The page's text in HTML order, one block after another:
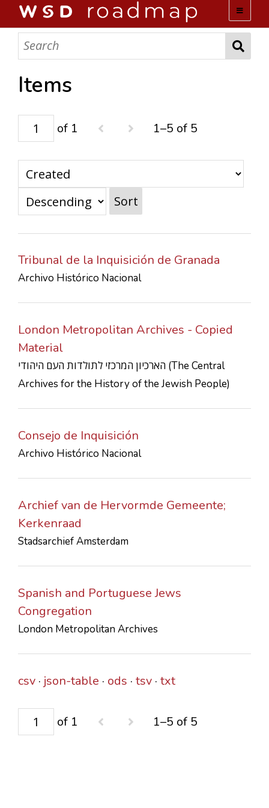
WSD ROADMAP
ABOUT US
ACTIVITIES
COLLECTIONS
CONTACTS
Items
of 1 1–5 of 5
Sort
Tribunal de la Inquisición de Granada
Archivo Histórico Nacional
London Metropolitan Archives - Copied
Material
הארכיון המרכזי לתולדות העם היהודי (The Central
Archives for the History of the Jewish People)
Consejo de Inquisición
Archivo Histórico Nacional
Archief van de Hervormde Gemeente;
Kerkenraad
Stadsarchief Amsterdam
Spanish and Portuguese Jews
Congregation
London Metropolitan Archives
csv json-table ods tsv txt
of 1 1–5 of 5